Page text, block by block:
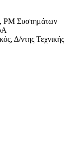
PM Συστημάτων
Δ/ντης Τεχνικής